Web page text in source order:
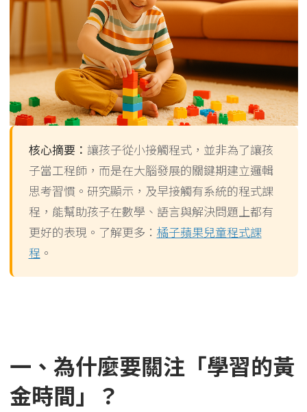
核心摘要： 讓孩子從小接觸程式，並非為了讓孩
子當工程師，而是在大腦發展的關鍵期建立邏輯
思考習慣。研究顯示，及早接觸有系統的程式課
程，能幫助孩子在數學、語言與解決問題上都有
更好的表現。了解更多： 橘子蘋果兒童程式課
程 。
一、為什麼要關注「學習的黃
金時間」？